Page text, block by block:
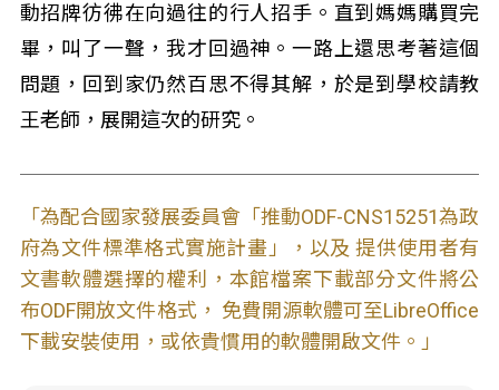
動招牌彷彿在向過往的行人招手。直到媽媽購買完
畢，叫了一聲，我才回過神。一路上還思考著這個
問題，回到家仍然百思不得其解，於是到學校請教
王老師，展開這次的研究。
「為配合國家發展委員會「推動ODF-CNS15251為政
府為文件標準格式實施計畫」，以及 提供使用者有
文書軟體選擇的權利，本館檔案下載部分文件將公
布ODF開放文件格式， 免費開源軟體可至LibreOffice
下載安裝使用，或依貴慣用的軟體開啟文件。」